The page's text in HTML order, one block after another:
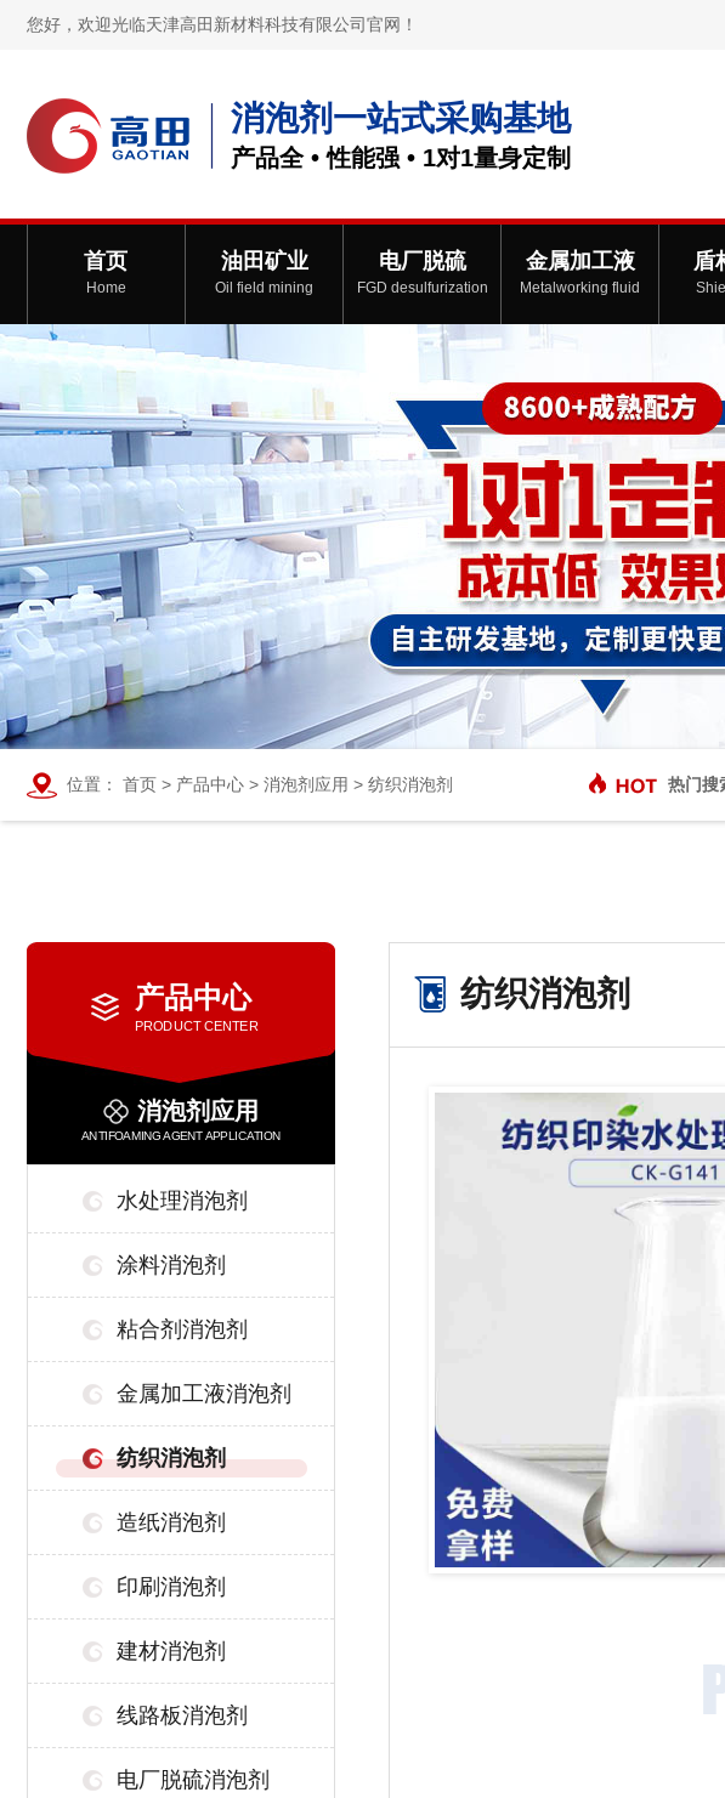
您好，欢迎光临天津高田新材料科技有限公司官网！
消泡剂一站式采购基地
产品全 • 性能强 • 1对1量身定制
首页
Home
油田矿业
Oil field mining
电厂脱硫
FGD desulfurization
金属加工液
Metalworking fluid
盾
位置： 首页 > 产品中心 > 消泡剂应用 > 纺织消泡剂 热门搜
产品中心
PRODUCT CENTER
消泡剂应用
ANTIFOAMING AGENT APPLICATION
水处理消泡剂
涂料消泡剂
粘合剂消泡剂
金属加工液消泡剂
纺织消泡剂
造纸消泡剂
印刷消泡剂
建材消泡剂
线路板消泡剂
电厂脱硫消泡剂
纺织消泡剂